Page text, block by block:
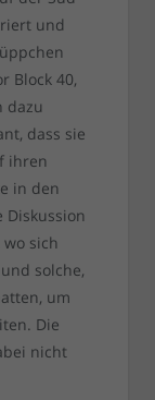
und
Block 40,
dazu
dass sie
ihren
in den
Diskussion
sich
solche,
um
Die
nicht